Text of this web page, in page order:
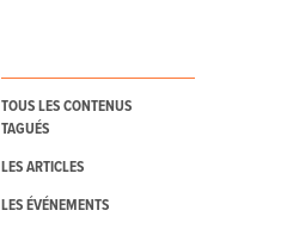
TOUS LES CONTENUS
TAGUÉS
LES ARTICLES
LES ÉVÉNEMENTS